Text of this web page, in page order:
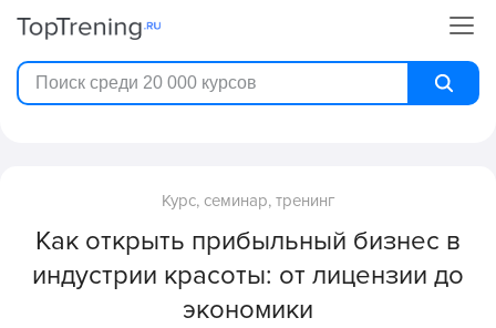
Курс, семинар, тренинг
Как открыть прибыльный бизнес в
индустрии красоты: от лицензии до
экономики